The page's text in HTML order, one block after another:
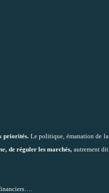
priorités. Le politique, émanation de la
, de réguler les marchés, autrement dit